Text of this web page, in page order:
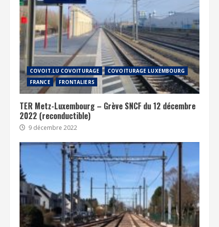
COVOIT.LU COVOITURAGE
COVOITURAGE LUXEMBOURG
FRANCE
FRONTALIERS
TER Metz-Luxembourg – Grève SNCF du 12 décembre
2022 (reconductible)
9 décembre 2022